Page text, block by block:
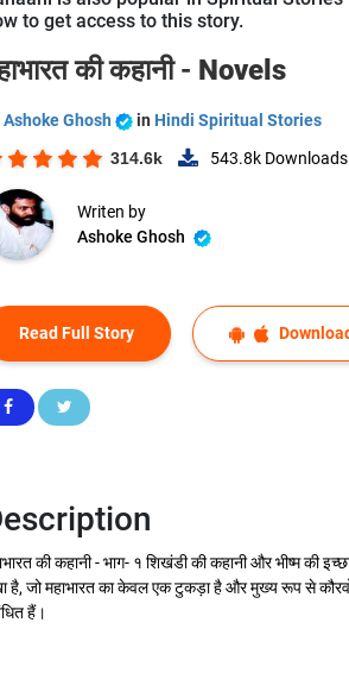
to get access to this story.
की कहानी - Novels
Ashoke Ghosh in Hindi Spiritual Stories
314.6k 543.8k Downloads
Writen by
Ashoke Ghosh
Read Full Story
की कहानी - भाग- १ शिखंडी की कहानी और भीष्म की
है, जो महाभारत का केवल एक टुकड़ा है और मुख्य रूप से
हैं।